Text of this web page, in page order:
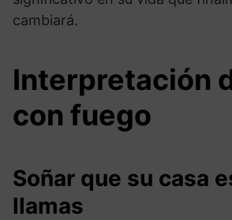
cambiará.
Interpretación
con fuego
Soñar que su casa
llamas